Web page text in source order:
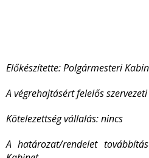
Előkészítette: Polgármesteri
A végrehajtásért felelős
Kötelezettség vállalás: nincs
A határozat/rendelet